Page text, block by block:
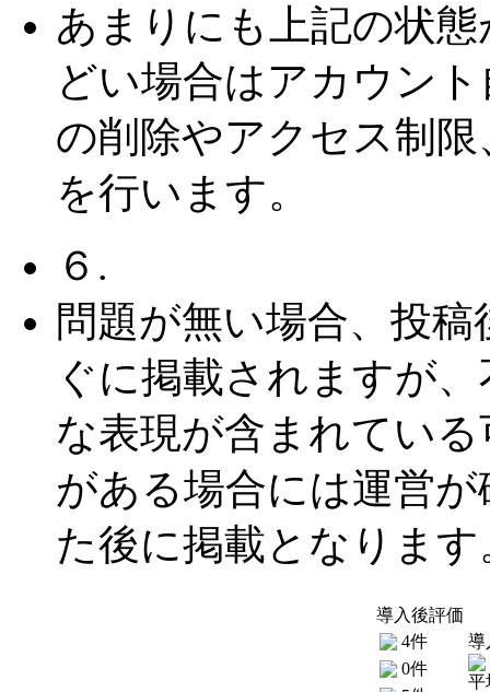
あまりにも上記の状態
どい場合はアカウント
の削除やアクセス制限
を行います。
６.
問題が無い場合、投稿
ぐに掲載されますが
な表現が含まれている
がある場合には運営が
た後に掲載となります
導入後評価
4件
0件
導
平